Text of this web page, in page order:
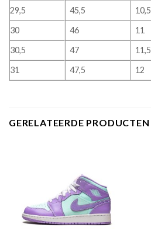
29,5
45,5 10,5
30
46 11
30,5
47 11,5
31
47,5 12
GERELATEERDE PRODUCTEN